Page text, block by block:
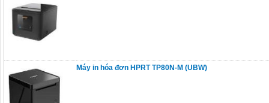
Máy in hóa đơn HPRT TP80N-M (UBW)